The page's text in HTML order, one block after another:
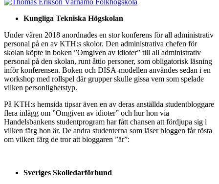
Kungliga Tekniska Högskolan
Under våren 2018 anordnades en stor konferens för all administrativ
personal på en av KTH:s skolor. Den administrativa chefen för
skolan köpte in boken ”Omgiven av idioter” till all administrativ
personal på den skolan, runt åttio personer, som obligatorisk läsning
inför konferensen. Boken och DISA-modellen användes sedan i en
workshop med rollspel där grupper skulle gissa vem som spelade
vilken personlighetstyp.
På KTH:s hemsida tipsar även en av deras anställda studentbloggare
flera inlägg om ”Omgiven av idioter” och hur hon via
Handelsbankens studentprogram har fått chansen att fördjupa sig i
vilken färg hon är. De andra studenterna som läser bloggen får rösta
om vilken färg de tror att bloggaren ”är”:
Sveriges Skolledarförbund